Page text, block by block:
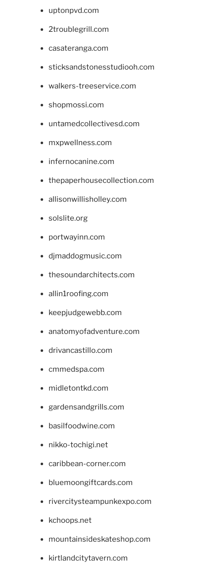
uptonpvd.com
2troublegrill.com
casateranga.com
sticksandstonesstudiooh.com
walkers-treeservice.com
shopmossi.com
untamedcollectivesd.com
mxpwellness.com
infernocanine.com
thepaperhousecollection.com
allisonwillisholley.com
solslite.org
portwayinn.com
djmaddogmusic.com
thesoundarchitects.com
allin1roofing.com
keepjudgewebb.com
anatomyofadventure.com
drivancastillo.com
cmmedspa.com
midletontkd.com
gardensandgrills.com
basilfoodwine.com
nikko-tochigi.net
caribbean-corner.com
bluemoongiftcards.com
rivercitysteampunkexpo.com
kchoops.net
mountainsideskateshop.com
kirtlandcitytavern.com